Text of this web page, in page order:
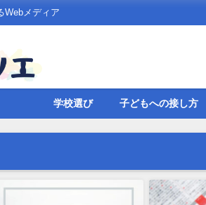
Webメディア
学校選び 子どもへの接し方